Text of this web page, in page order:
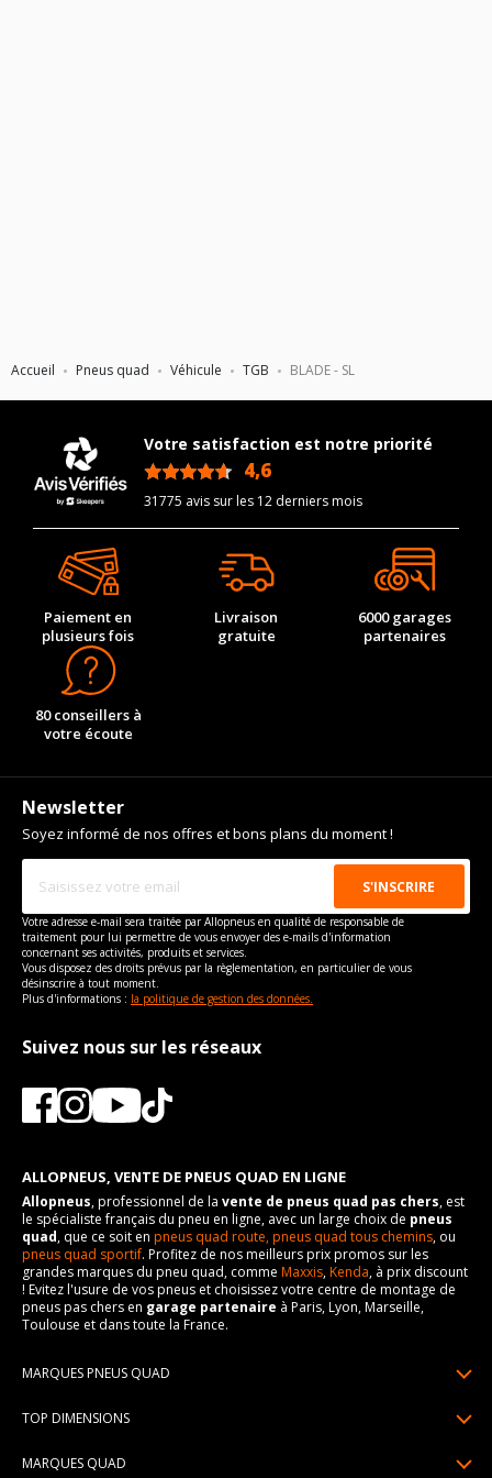
Accueil Pneus quad Véhicule TGB BLADE - SL
Votre satisfaction est notre priorité
4,6
31775 avis sur les 12 derniers mois
Paiement en
plusieurs fois
Livraison
gratuite
6000 garages
partenaires
80 conseillers à
votre écoute
Newsletter
Soyez informé de nos offres et bons plans du moment !
Votre adresse e-mail sera traitée par Allopneus en qualité de responsable de
traitement pour lui permettre de vous envoyer des e-mails d'information
concernant ses activités, produits et services.
Vous disposez des droits prévus par la règlementation, en particulier de vous
désinscrire à tout moment.
Plus d'informations : la politique de gestion des données.
Suivez nous sur les réseaux
ALLOPNEUS, VENTE DE PNEUS QUAD EN LIGNE
Allopneus, professionnel de la vente de pneus quad pas chers, est
le spécialiste français du pneu en ligne, avec un large choix de pneus
quad, que ce soit en pneus quad route,pneus quad tous chemins, ou
pneus quad sportif. Profitez de nos meilleurs prix promos sur les
grandes marques du pneu quad, comme Maxxis,Kenda, à prix discount
! Evitez l'usure de vos pneus et choisissez votre centre de montage de
pneus pas chers en garage partenaire à Paris, Lyon, Marseille,
Toulouse et dans toute la France.
MARQUES PNEUS QUAD
Pneus BKT
TOP DIMENSIONS
MARQUES QUAD